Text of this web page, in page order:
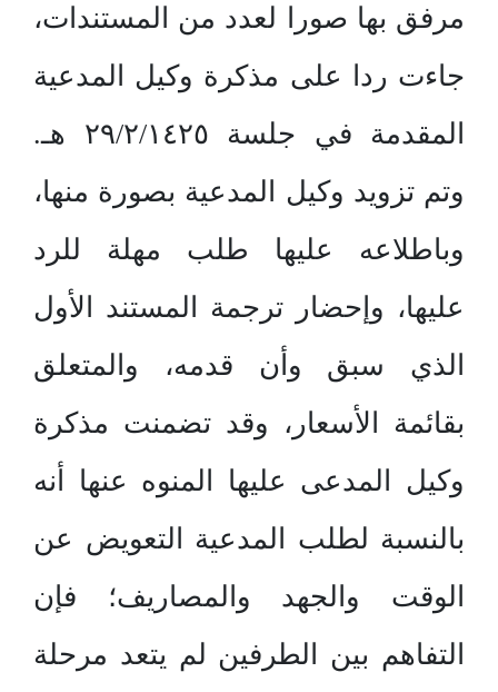
مرفق بها صورا لعدد من المستندات،
جاءت ردا على مذكرة وكيل المدعية
المقدمة في جلسة ٢٩/٢/١٤٢٥ هـ.
وتم تزويد وكيل المدعية بصورة منها،
وباطلاعه عليها طلب مهلة للرد
عليها، وإحضار ترجمة المستند الأول
الذي سبق وأن قدمه، والمتعلق
بقائمة الأسعار، وقد تضمنت مذكرة
وكيل المدعى عليها المنوه عنها أنه
بالنسبة لطلب المدعية التعويض عن
الوقت والجهد والمصاريف؛ فإن
التفاهم بين الطرفين لم يتعد مرحلة